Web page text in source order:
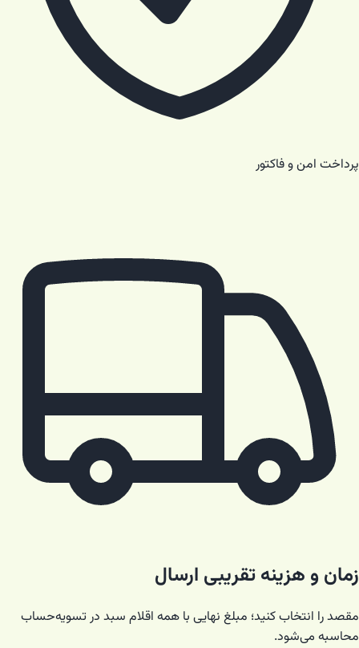
پرداخت امن و فاکتور
زمان و هزینه تقریبی ارسال
مقصد را انتخاب کنید؛ مبلغ نهایی با همه اقلام سبد در تسویه‌حساب
محاسبه می‌شود.